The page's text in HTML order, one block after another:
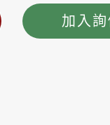
加入詢